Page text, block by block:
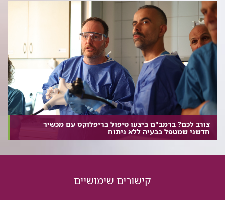
צורב לכם? ברמב"ם ביצעו טיפול בריפלוקס עם מכשיר
חדשני שמטפל בבעיה ללא ניתוח
קישורים שימושיים